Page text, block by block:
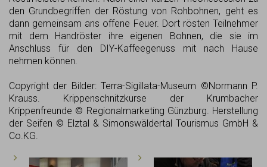
den Grundbegriffen der Röstung von Rohbohnen, geht es
dann gemeinsam ans offene Feuer. Dort rösten Teilnehmer
mit dem Handröster ihre eigenen Bohnen, die sie im
Anschluss für den DIY-Kaffeegenuss mit nach Hause
nehmen können.
Copyright der Bilder: Terra-Sigillata-Museum ©Normann P.
Krauss. Krippenschnitzkurse der Krumbacher
Krippenfreunde © Regionalmarketing Günzburg. Herstellung
der Seifen © Elztal & Simonswäldertal Tourismus GmbH &
Co.KG.